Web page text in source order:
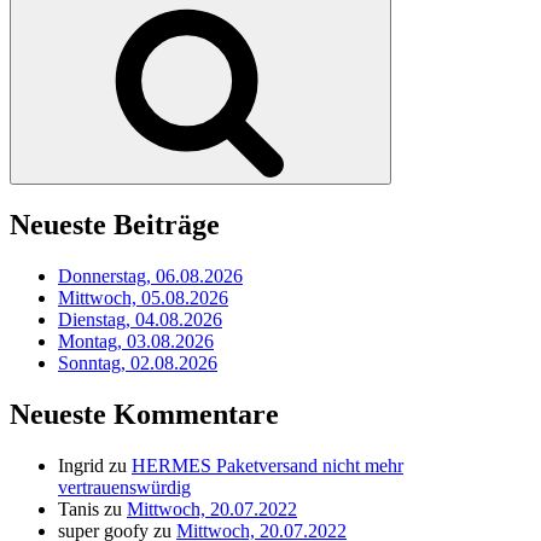
Neueste Beiträge
Donnerstag, 06.08.2026
Mittwoch, 05.08.2026
Dienstag, 04.08.2026
Montag, 03.08.2026
Sonntag, 02.08.2026
Neueste Kommentare
Ingrid zu HERMES Paketversand nicht mehr
vertrauenswürdig
Tanis zu Mittwoch, 20.07.2022
super goofy zu Mittwoch, 20.07.2022